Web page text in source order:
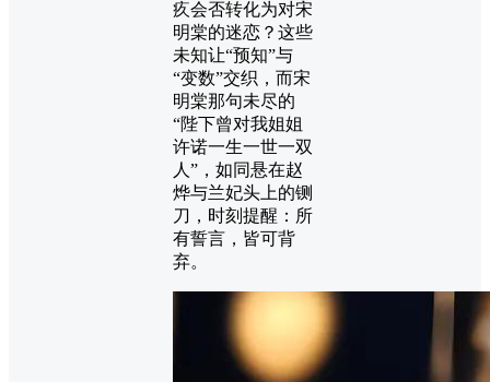
疚会否转化为对宋
明棠的迷恋？这些
未知让“预知”与
“变数”交织，而宋
明棠那句未尽的
“陛下曾对我姐姐
许诺一生一世一双
人”，如同悬在赵
烨与兰妃头上的铡
刀，时刻提醒：所
有誓言，皆可背
弃。